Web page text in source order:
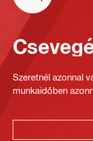
Szeretnél azonnal
munkaidőben